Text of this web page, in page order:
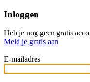
Inloggen
Heb je nog geen gratis
Meld je gratis aan
E-mailadres